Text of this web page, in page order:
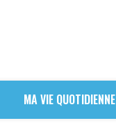
MA VIE QUOTIDIENNE